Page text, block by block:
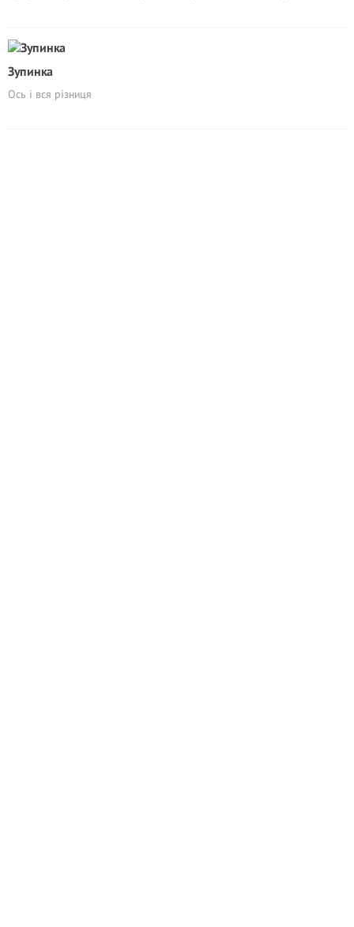
Зупинка
Ось і вся різниця